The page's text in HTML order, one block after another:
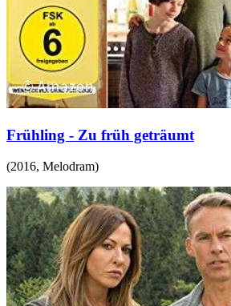
Frühling - Zu früh geträumt
(2016, Melodram)